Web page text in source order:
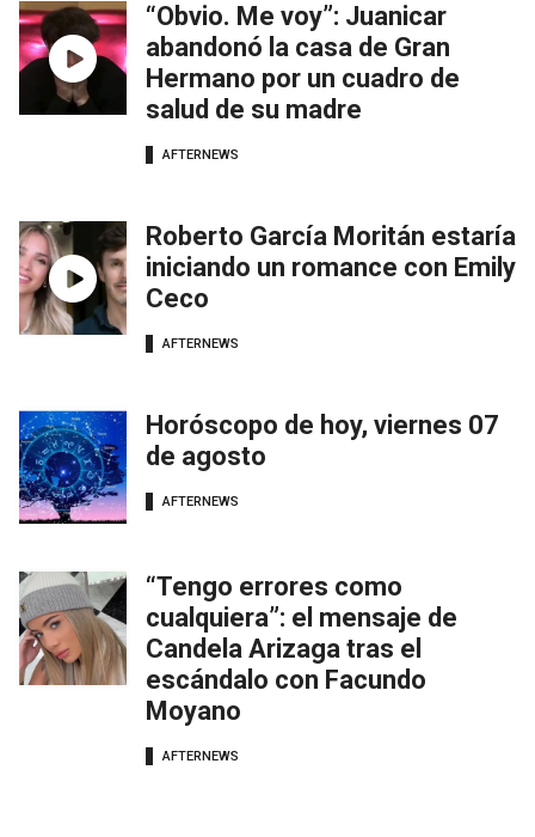
“Obvio. Me voy”: Juanicar
abandonó la casa de Gran
Hermano por un cuadro de
salud de su madre
AFTERNEWS
Roberto García Moritán estaría
iniciando un romance con Emily
Ceco
AFTERNEWS
Horóscopo de hoy, viernes 07
de agosto
AFTERNEWS
“Tengo errores como
cualquiera”: el mensaje de
Candela Arizaga tras el
escándalo con Facundo
Moyano
AFTERNEWS